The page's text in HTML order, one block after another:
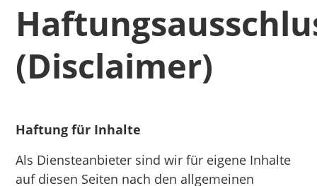
(Disclaimer)
Haftung für Inhalte
Als Diensteanbieter sind wir für eigene Inhalte
auf diesen Seiten nach den allgemeinen